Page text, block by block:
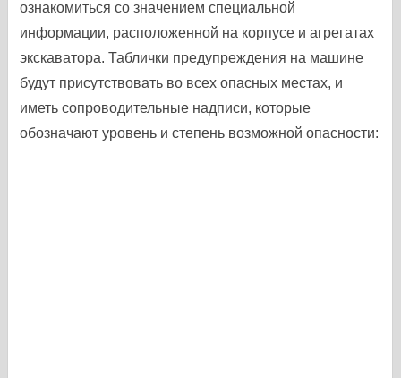
ознакомиться со значением специальной
информации, расположенной на корпусе и агрегатах
экскаватора. Таблички предупреждения на машине
будут присутствовать во всех опасных местах, и
иметь сопроводительные надписи, которые
обозначают уровень и степень возможной опасности: